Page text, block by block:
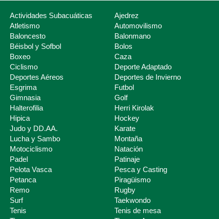
Deporte Escolar
Actividades Subacuáticas
Ajedrez
Atletismo
Automovilismo
Baloncesto
Balonmano
Béisbol y Sofbol
Bolos
Boxeo
Caza
Ciclismo
Deporte Adaptado
Deportes Aéreos
Deportes de Invierno
Esgrima
Futbol
Gimnasia
Golf
Halterofilia
Herri Kirolak
Hipica
Hockey
Judo y DD.AA.
Karate
Lucha y Sambo
Montaña
Motociclismo
Natación
Padel
Patinaje
Pelota Vasca
Pesca y Casting
Petanca
Piragüismo
Remo
Rugby
Surf
Taekwondo
Tenis
Tenis de mesa